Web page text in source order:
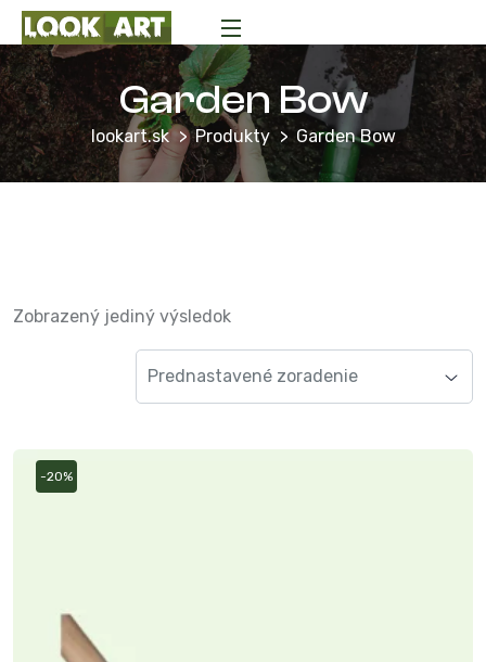
Garden Bow
lookart.sk Produkty Garden Bow
Zobrazený jediný výsledok
-20%